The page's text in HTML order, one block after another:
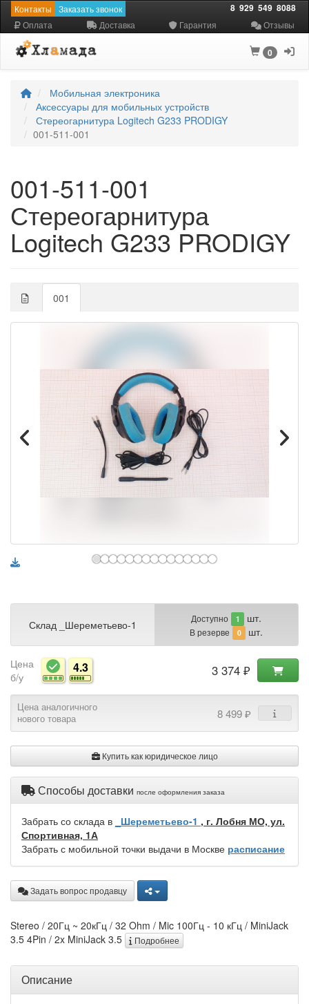
Контакты Заказать звонок 8 929 549 8088
Оплата Доставка Гарантия Отзывы
0
Мобильная электроника
Аксессуары для мобильных устройств
Стереогарнитура Logitech G233 PRODIGY
001-511-001
001-511-001
Стереогарнитура
Logitech G233 PRODIGY
001
Склад _Шереметьево-1 Доступно 1 шт.
В резерве 0 шт.
Цена
б/у
4.3 3 374 ₽
Цена аналогичного
нового товара
8 499 ₽
Купить как юридическое лицо
Способы доставки после оформления заказа
Забрать со склада в _Шереметьево-1 , г. Лобня МО, ул.
Спортивная, 1А
Забрать с мобильной точки выдачи в Москве расписание
Задать вопрос продавцу
Stereo / 20Гц ~ 20кГц / 32 Ohm / Mic 100Гц - 10 кГц / MiniJack
3.5 4Pin / 2x MiniJack 3.5
Подробнее
Описание